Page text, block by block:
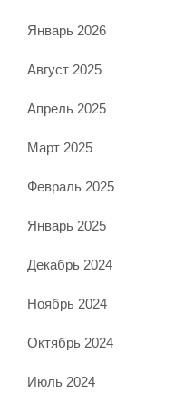
Январь 2026
Август 2025
Апрель 2025
Март 2025
Февраль 2025
Январь 2025
Декабрь 2024
Ноябрь 2024
Октябрь 2024
Июль 2024